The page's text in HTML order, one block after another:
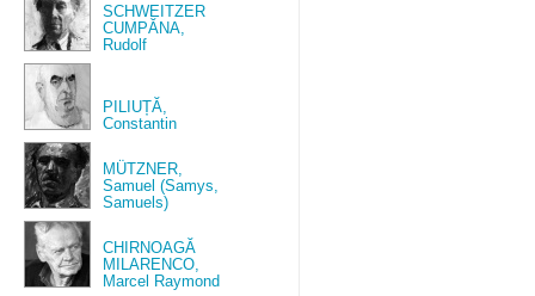
SCHWEITZER
CUMPĂNA,
Rudolf
PILIUȚĂ,
Constantin
MÜTZNER,
Samuel (Samys,
Samuels)
CHIRNOAGĂ
MILARENCO,
Marcel Raymond